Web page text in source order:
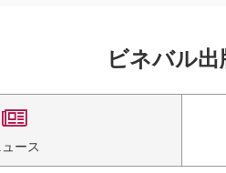
ビネバル
ュース